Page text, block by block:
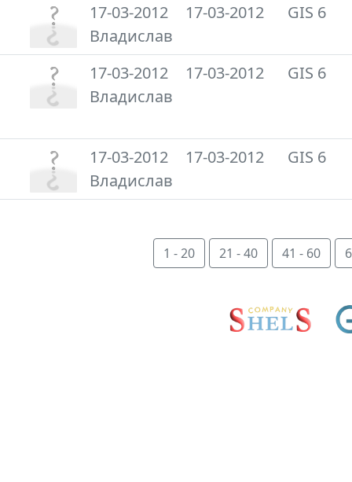
17-03-2012
Владислав
17-03-2012 GIS 6
17-03-2012
Владислав
17-03-2012 GIS 6
17-03-2012
Владислав
17-03-2012 GIS 6
1 - 20 21 - 40 41 - 60